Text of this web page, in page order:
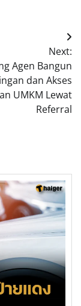
Next:
Agen Bangun
dan Akses
UMKM Lewat
Referral